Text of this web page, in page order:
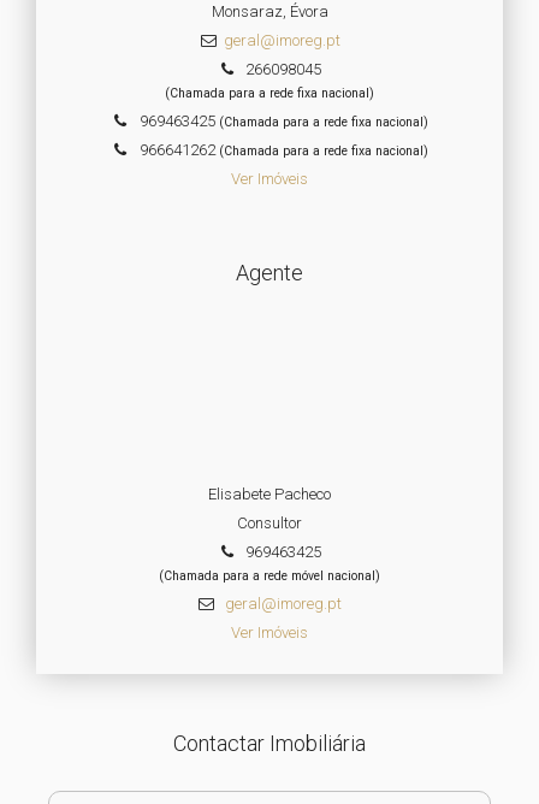
Monsaraz, Évora
geral@imoreg.pt
266098045
(Chamada para a rede fixa nacional)
969463425(Chamada para a rede fixa nacional)
966641262(Chamada para a rede fixa nacional)
Ver Imóveis
Agente
Elisabete Pacheco
Consultor
969463425
(Chamada para a rede móvel nacional)
geral@imoreg.pt
Ver Imóveis
Contactar Imobiliária